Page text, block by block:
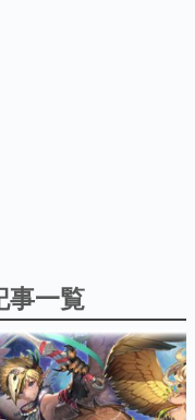
ーに与えた影響を探る企
る主要なトピック・タイト
インタビューや識者による
望できる決定版！
一覧